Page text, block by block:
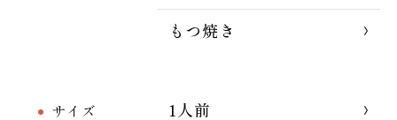
もつ焼き
サイズ
1人前